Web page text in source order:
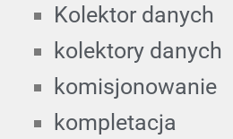
Kolektor danych
kolektory danych
komisjonowanie
kompletacja